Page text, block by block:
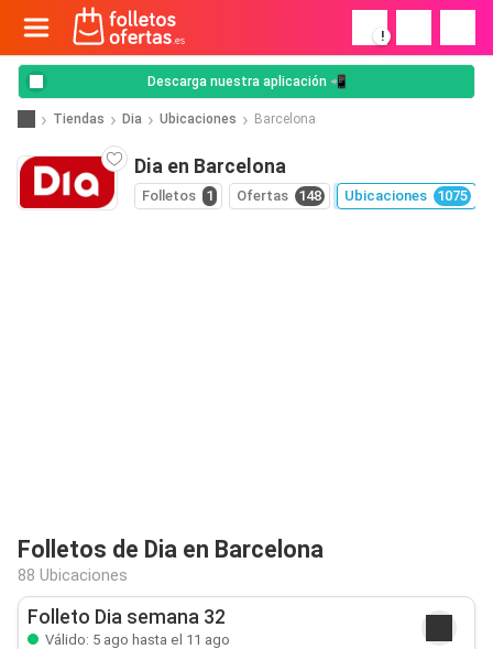
!
Descarga nuestra aplicación 📲
Tiendas Dia Ubicaciones Barcelona
Dia en Barcelona
Folletos 1 Ofertas 148 Ubicaciones 1075
Folletos de Dia en Barcelona
88 Ubicaciones
Folleto Dia semana 32
Válido: 5 ago hasta el 11 ago